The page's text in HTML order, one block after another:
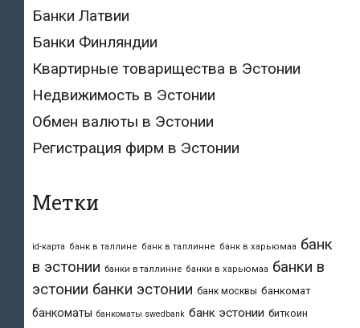
Банки Латвии
Банки Финляндии
Квартирные товарищества в Эстонии
Недвижимость в Эстонии
Обмен валюты в Эстонии
Регистрация фирм в Эстонии
Метки
id-карта банк в таллине банк в таллинне банк в харьюмаа банк
в эстонии банки в таллинне банки в харьюмаа банки в
эстонии банки эстонии банк москвы банкомат
банкоматы банкоматы swedbank банк эстонии биткоин